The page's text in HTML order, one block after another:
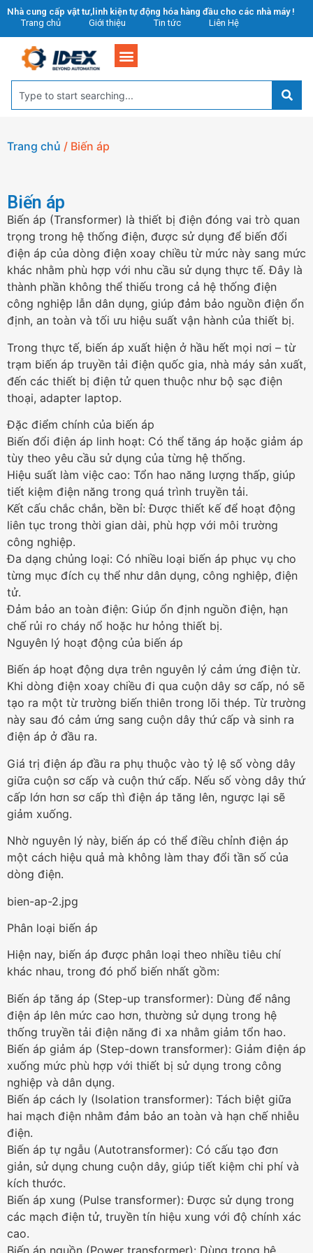
Nhà cung cấp vật tư,linh kiện tự động hóa hàng đầu cho các nhà máy !
Trang chủ
Giới thiệu Tin tức Liên Hệ
Trang chủ / Biến áp
Biến áp
Biến áp (Transformer) là thiết bị điện đóng vai trò quan
trọng trong hệ thống điện, được sử dụng để biến đổi
điện áp của dòng điện xoay chiều từ mức này sang mức
khác nhằm phù hợp với nhu cầu sử dụng thực tế. Đây là
thành phần không thể thiếu trong cả hệ thống điện
công nghiệp lẫn dân dụng, giúp đảm bảo nguồn điện ổn
định, an toàn và tối ưu hiệu suất vận hành của thiết bị.
Trong thực tế, biến áp xuất hiện ở hầu hết mọi nơi – từ
trạm biến áp truyền tải điện quốc gia, nhà máy sản xuất,
đến các thiết bị điện tử quen thuộc như bộ sạc điện
thoại, adapter laptop.
Đặc điểm chính của biến áp
Biến đổi điện áp linh hoạt: Có thể tăng áp hoặc giảm áp
tùy theo yêu cầu sử dụng của từng hệ thống.
Hiệu suất làm việc cao: Tổn hao năng lượng thấp, giúp
tiết kiệm điện năng trong quá trình truyền tải.
Kết cấu chắc chắn, bền bỉ: Được thiết kế để hoạt động
liên tục trong thời gian dài, phù hợp với môi trường
công nghiệp.
Đa dạng chủng loại: Có nhiều loại biến áp phục vụ cho
từng mục đích cụ thể như dân dụng, công nghiệp, điện
tử.
Đảm bảo an toàn điện: Giúp ổn định nguồn điện, hạn
chế rủi ro cháy nổ hoặc hư hỏng thiết bị.
Nguyên lý hoạt động của biến áp
Biến áp hoạt động dựa trên nguyên lý cảm ứng điện từ.
Khi dòng điện xoay chiều đi qua cuộn dây sơ cấp, nó sẽ
tạo ra một từ trường biến thiên trong lõi thép. Từ trường
này sau đó cảm ứng sang cuộn dây thứ cấp và sinh ra
điện áp ở đầu ra.
Giá trị điện áp đầu ra phụ thuộc vào tỷ lệ số vòng dây
giữa cuộn sơ cấp và cuộn thứ cấp. Nếu số vòng dây thứ
cấp lớn hơn sơ cấp thì điện áp tăng lên, ngược lại sẽ
giảm xuống.
Nhờ nguyên lý này, biến áp có thể điều chỉnh điện áp
một cách hiệu quả mà không làm thay đổi tần số của
dòng điện.
bien-ap-2.jpg
Phân loại biến áp
Hiện nay, biến áp được phân loại theo nhiều tiêu chí
khác nhau, trong đó phổ biến nhất gồm:
Biến áp tăng áp (Step-up transformer): Dùng để nâng
điện áp lên mức cao hơn, thường sử dụng trong hệ
thống truyền tải điện năng đi xa nhằm giảm tổn hao.
Biến áp giảm áp (Step-down transformer): Giảm điện áp
xuống mức phù hợp với thiết bị sử dụng trong công
nghiệp và dân dụng.
Biến áp cách ly (Isolation transformer): Tách biệt giữa
hai mạch điện nhằm đảm bảo an toàn và hạn chế nhiễu
điện.
Biến áp tự ngẫu (Autotransformer): Có cấu tạo đơn
giản, sử dụng chung cuộn dây, giúp tiết kiệm chi phí và
kích thước.
Biến áp xung (Pulse transformer): Được sử dụng trong
các mạch điện tử, truyền tín hiệu xung với độ chính xác
cao.
Biến áp nguồn (Power transformer): Dùng trong hệ